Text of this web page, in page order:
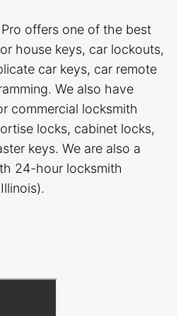
offers one of the best
house keys, car lockouts,
car keys, car remote
We also have
commercial locksmith
locks, cabinet locks,
keys. We are also a
24-hour locksmith